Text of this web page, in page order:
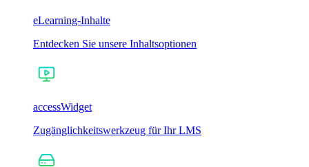
eLearning-Inhalte
Entdecken Sie unsere Inhaltsoptionen
accessWidget
Zugänglichkeitswerkzeug für Ihr LMS